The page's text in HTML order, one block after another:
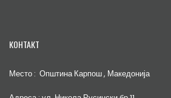
КОНТАКТ
Место : Општина Карпош , Македонија